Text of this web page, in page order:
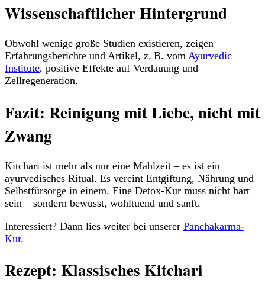
Wissenschaftlicher Hintergrund
Obwohl wenige große Studien existieren, zeigen
Erfahrungsberichte und Artikel, z. B. vom Ayurvedic
Institute, positive Effekte auf Verdauung und
Zellregeneration.
Fazit: Reinigung mit Liebe, nicht mit
Zwang
Kitchari ist mehr als nur eine Mahlzeit – es ist ein
ayurvedisches Ritual. Es vereint Entgiftung, Nährung und
Selbstfürsorge in einem. Eine Detox-Kur muss nicht hart
sein – sondern bewusst, wohltuend und sanft.
Interessiert? Dann lies weiter bei unserer Panchakarma-
Kur.
Rezept: Klassisches Kitchari